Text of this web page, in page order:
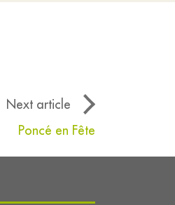
Next article
Poncé en Fête